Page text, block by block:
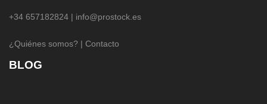
+34 657182824 | info@prostock.es
¿Quiénes somos? | Contacto
BLOG